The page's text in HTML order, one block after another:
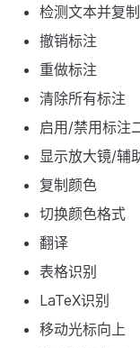
检测文本并复制
撤销标注
重做标注
清除所有标注
启用/禁用标注
显示放大镜/辅
复制颜色
切换颜色格式
翻译
表格识别
LaTeX识别
移动光标向上